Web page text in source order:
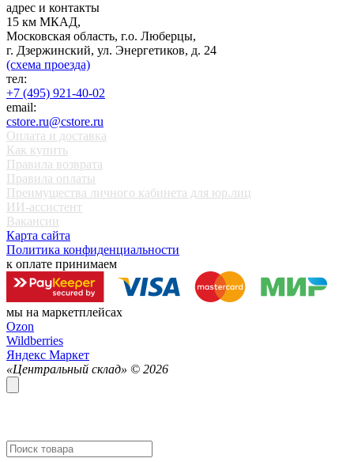
адрес и контакты
15 км МКАД,
Московская область, г.о. Люберцы,
г. Дзержинский, ул. Энергетиков, д. 24
(схема проезда)
тел:
+7 (495) 921-40-02
email:
cstore.ru@cstore.ru
Оплата и доставка
Как купить
Правила возврата
Правила оплаты
Преимущества личного кабинета для юр.лиц
ИИ-ассистент
Вакансии
Карта сайта
Политика конфиденциальности
к оплате принимаем
мы на маркетплейсах
Ozon
Wildberries
Яндекс Маркет
«Центральный склад» © 2026